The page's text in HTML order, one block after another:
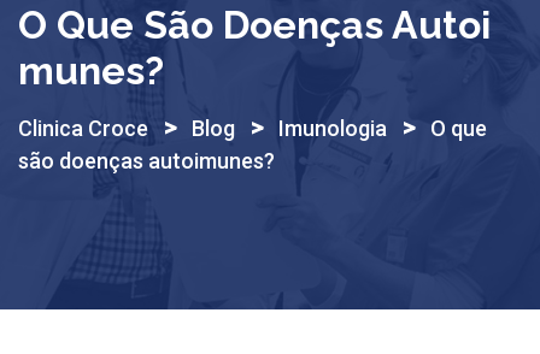
O Que São Doenças Autoi
Munes?
Clinica Croce > Blog > Imunologia >
O que
são doenças autoimunes?